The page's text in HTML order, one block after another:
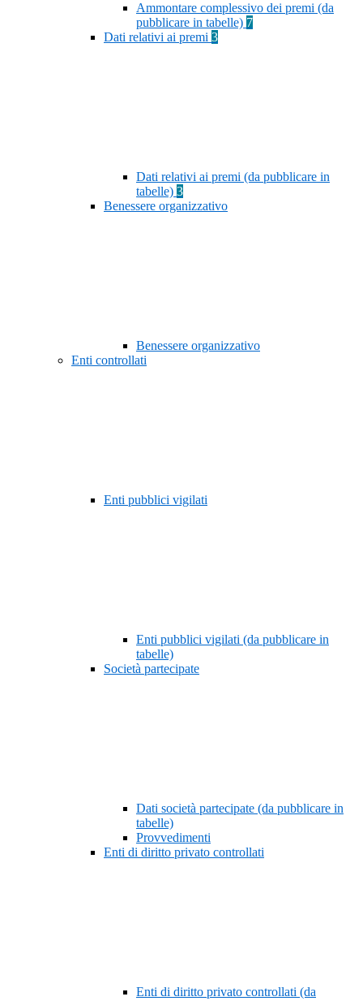
Ammontare complessivo dei premi (da
pubblicare in tabelle) 7
Dati relativi ai premi 3
Dati relativi ai premi (da pubblicare in
tabelle) 3
Benessere organizzativo
Benessere organizzativo
Enti controllati
Enti pubblici vigilati
Enti pubblici vigilati (da pubblicare in
tabelle)
Società partecipate
Dati società partecipate (da pubblicare in
tabelle)
Provvedimenti
Enti di diritto privato controllati
Enti di diritto privato controllati (da